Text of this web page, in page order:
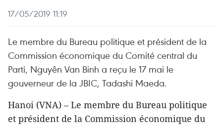
17/05/2019 11:19
Le membre du Bureau politique et président de la
Commission économique du Comité central du
Parti, Nguyên Van Binh a reçu le 17 mai le
gouverneur de la JBIC, Tadashi Maeda.
Hanoi (VNA) – Le membre du Bureau politique
et président de la Commission économique du